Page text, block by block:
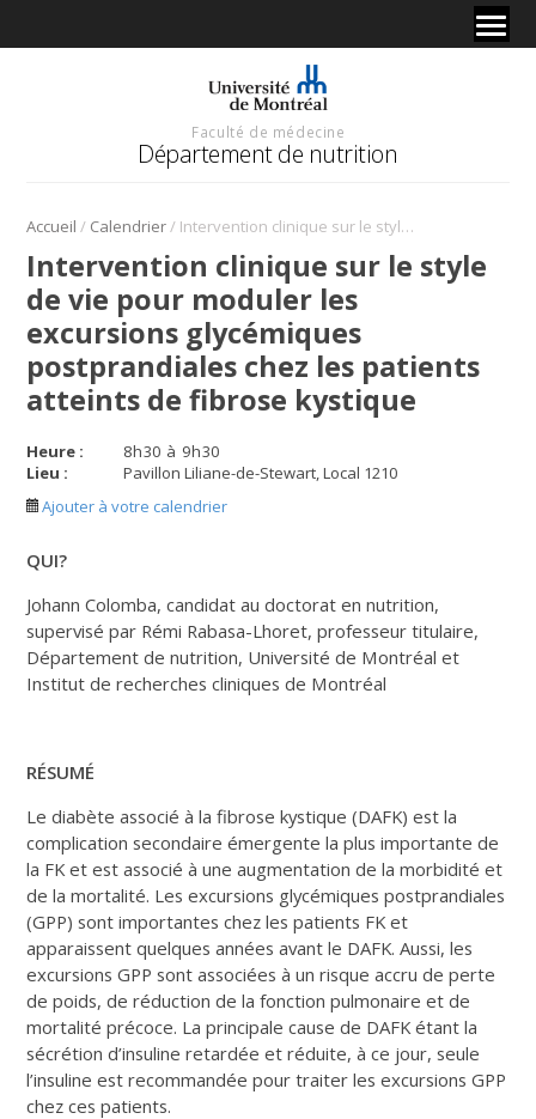
Faculté de médecine
Département de nutrition
Accueil / Calendrier/ Intervention clinique sur le style de vie pour moduler les excursions glycémiques postprandiales chez les patients atteints de fibrose kystique
Intervention clinique sur le style
de vie pour moduler les
excursions glycémiques
postprandiales chez les patients
atteints de fibrose kystique
Heure : 8h30 à 9h30
Lieu :
Pavillon Liliane-de-Stewart, Local 1210
Ajouter à votre calendrier
QUI?
Johann Colomba, candidat au doctorat en nutrition,
supervisé par Rémi Rabasa-Lhoret, professeur titulaire,
Département de nutrition, Université de Montréal et
Institut de recherches cliniques de Montréal
RÉSUMÉ
Le diabète associé à la fibrose kystique (DAFK) est la
complication secondaire émergente la plus importante de
la FK et est associé à une augmentation de la morbidité et
de la mortalité. Les excursions glycémiques postprandiales
(GPP) sont importantes chez les patients FK et
apparaissent quelques années avant le DAFK. Aussi, les
excursions GPP sont associées à un risque accru de perte
de poids, de réduction de la fonction pulmonaire et de
mortalité précoce. La principale cause de DAFK étant la
sécrétion d’insuline retardée et réduite, à ce jour, seule
l’insuline est recommandée pour traiter les excursions GPP
chez ces patients.